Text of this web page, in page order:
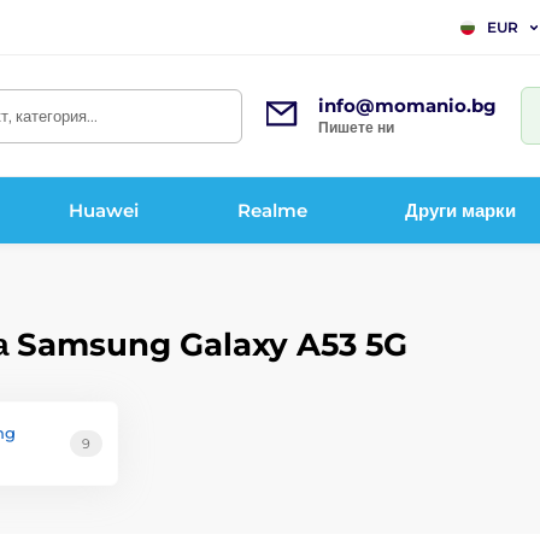
EUR
категория... info@momanio.bg
Пишете ни
Huawei Realme Други марки
Samsung Galaxy A53 5G
9